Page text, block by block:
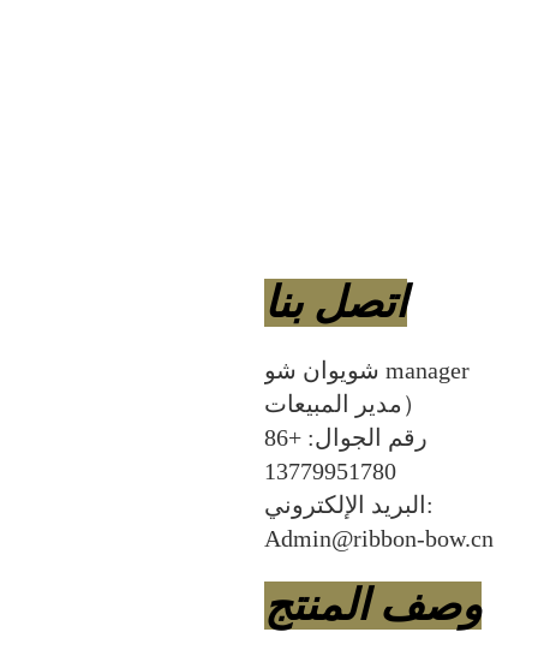
اتصل بنا
شويوان شو manager
مدير المبيعات）
رقم الجوال: +86
13779951780
البريد الإلكتروني:
Admin@ribbon-bow.cn
وصف المنتج